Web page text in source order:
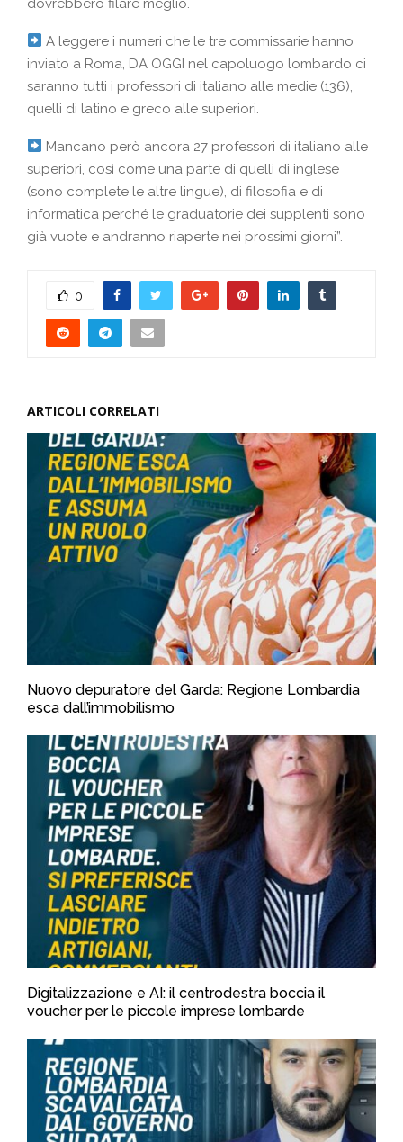
A leggere i numeri che le tre commissarie hanno
inviato a Roma, DA OGGI nel capoluogo lombardo ci
saranno tutti i professori di italiano alle medie (136),
quelli di latino e greco alle superiori.
Mancano però ancora 27 professori di italiano alle
superiori, così come una parte di quelli di inglese
(sono complete le altre lingue), di filosofia e di
informatica perché le graduatorie dei supplenti sono
già vuote e andranno riaperte nei prossimi giorni”.
0
ARTICOLI CORRELATI
Nuovo depuratore del Garda: Regione Lombardia
esca dall’immobilismo
Digitalizzazione e AI: il centrodestra boccia il
voucher per le piccole imprese lombarde